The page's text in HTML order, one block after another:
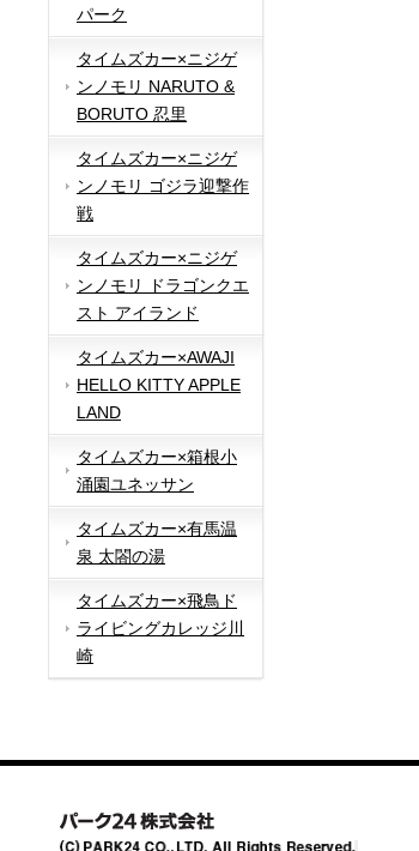
パーク
タイムズカー×ニジゲ
ンノモリ NARUTO &
BORUTO 忍里
タイムズカー×ニジゲ
ンノモリ ゴジラ迎撃作
戦
タイムズカー×ニジゲ
ンノモリ ドラゴンクエ
スト アイランド
タイムズカー×AWAJI
HELLO KITTY APPLE
LAND
タイムズカー×箱根小
涌園ユネッサン
タイムズカー×有馬温
泉 太閤の湯
タイムズカー×飛鳥ド
ライビングカレッジ川
崎